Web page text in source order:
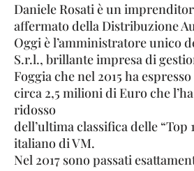
Daniele Rosati è un
affermato della Distribuzione
Oggi è l’amministratore unico
S.r.l., brillante impresa di
Foggia che nel 2015 ha
circa 2,5 milioni di Euro che
ridosso
dell’ultima classifica delle “Top
italiano di VM.
Nel 2017 sono passati